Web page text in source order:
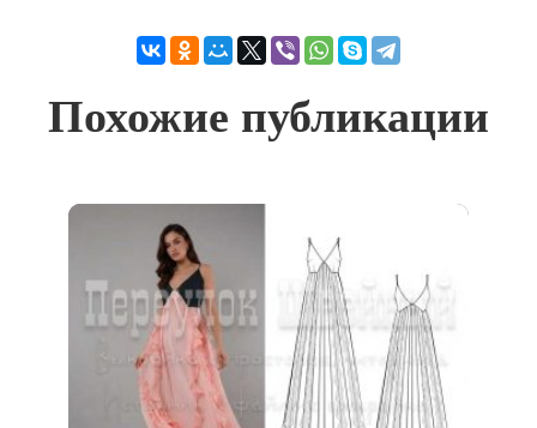
Похожие публикации